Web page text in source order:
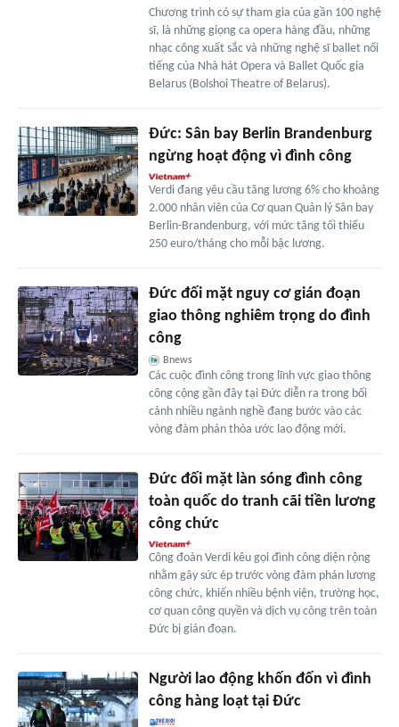
Chương trình có sự tham gia của gần 100 nghệ
sĩ, là những giọng ca opera hàng đầu, những
nhạc công xuất sắc và những nghệ sĩ ballet nổi
tiếng của Nhà hát Opera và Ballet Quốc gia
Belarus (Bolshoi Theatre of Belarus).
Đức: Sân bay Berlin Brandenburg
ngừng hoạt động vì đình công
Verdi đang yêu cầu tăng lương 6% cho khoảng
2.000 nhân viên của Cơ quan Quản lý Sân bay
Berlin-Brandenburg, với mức tăng tối thiểu
250 euro/tháng cho mỗi bậc lương.
Đức đối mặt nguy cơ gián đoạn
giao thông nghiêm trọng do đình
công
Bnews
Các cuộc đình công trong lĩnh vực giao thông
công cộng gần đây tại Đức diễn ra trong bối
cảnh nhiều ngành nghề đang bước vào các
vòng đàm phán thỏa ước lao động mới.
Đức đối mặt làn sóng đình công
toàn quốc do tranh cãi tiền lương
công chức
Công đoàn Verdi kêu gọi đình công diện rộng
nhằm gây sức ép trước vòng đàm phán lương
công chức, khiến nhiều bệnh viện, trường học,
cơ quan công quyền và dịch vụ công trên toàn
Đức bị gián đoạn.
Người lao động khốn đốn vì đình
công hàng loạt tại Đức